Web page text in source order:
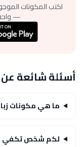
اكتب المكونات
—
أسئلة شائعة
ما هي مكونات
لكم شخص تكفي